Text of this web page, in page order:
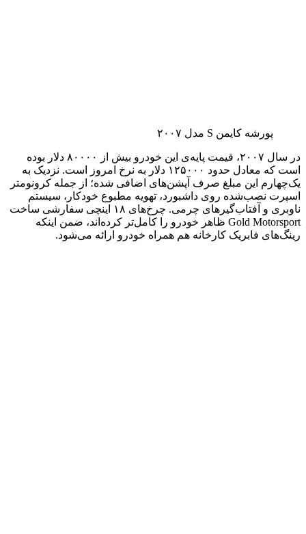
پورشه کایمن S مدل ۲۰۰۷
در سال ۲۰۰۷، قیمت پایه‌ی این خودرو بیش از ۸۰۰۰۰ دلار بوده
است که معادل حدود ۱۲۵۰۰۰ دلار به نرخ امروز است. نزدیک به
یک‌چهارم این مبلغ صرف آپشن‌های اضافی شده؛ از جمله کرونومتر
اسپرت نصب‌شده روی داشبورد، تهویه مطبوع خودکار، سیستم
ناوبری و آفتاب‌گیرهای چرمی. چرخ‌های ۱۸ اینچی سفارشی ساخت
Gold Motorsport ظاهر خودرو را کامل‌تر کرده‌اند، ضمن اینکه
رینگ‌های فابریک کارخانه هم همراه خودرو ارائه می‌شود.